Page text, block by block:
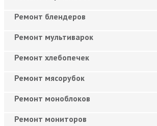
Ремонт блендеров
Ремонт мультиварок
Ремонт хлебопечек
Ремонт мясорубок
Ремонт моноблоков
Ремонт мониторов